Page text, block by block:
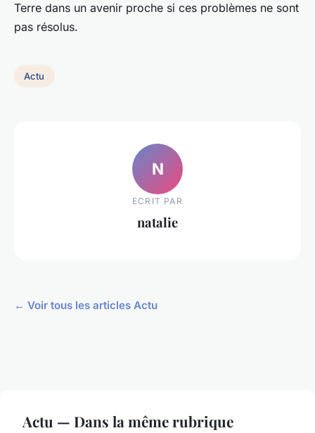
Terre dans un avenir proche si ces problèmes ne sont
pas résolus.
Actu
N
ECRIT PAR
natalie
← Voir tous les articles Actu
Actu — Dans la même rubrique